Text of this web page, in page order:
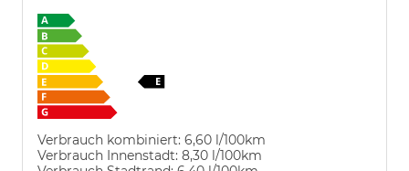
Verbrauch kombiniert: 6,60 l/100km
Verbrauch Innenstadt: 8,30 l/100km